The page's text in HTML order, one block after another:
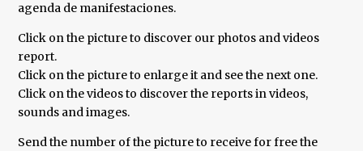
agenda de manifestaciones.
Click on the picture to discover our photos and videos
report.
Click on the picture to enlarge it and see the next one.
Click on the videos to discover the reports in videos,
sounds and images.
Send the number of the picture to receive for free the